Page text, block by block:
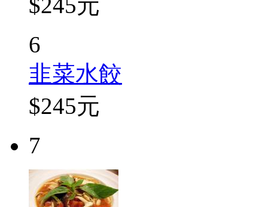
6
韭菜水餃
$245元
7